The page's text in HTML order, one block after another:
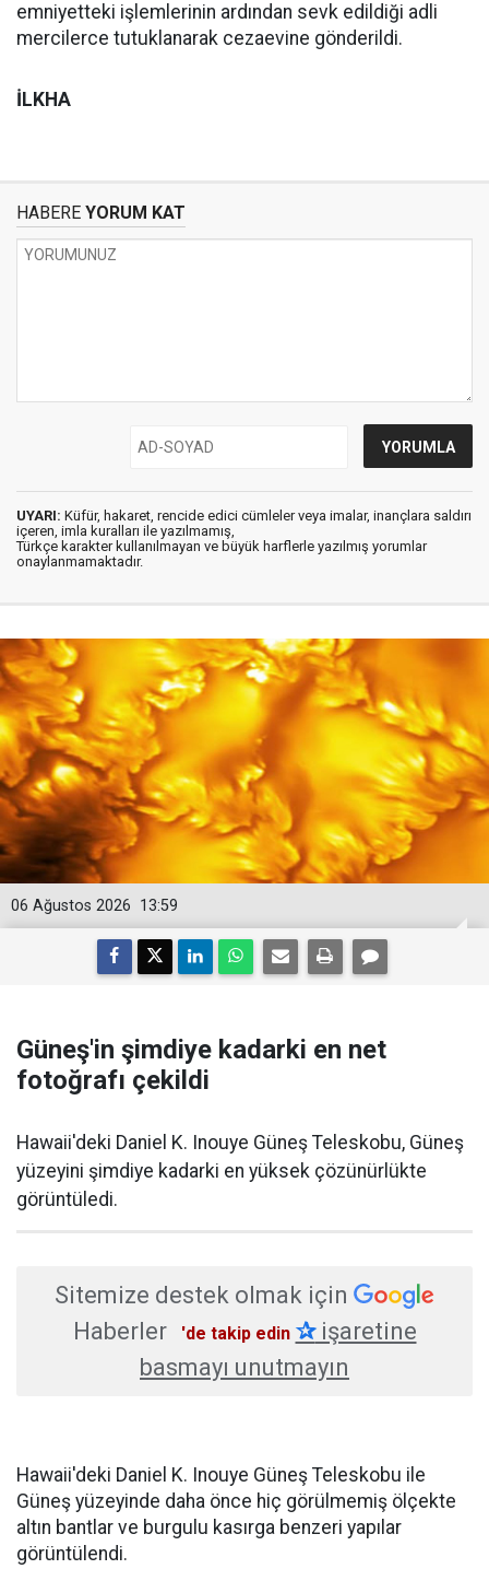
emniyetteki işlemlerinin ardından sevk edildiği adli
mercilerce tutuklanarak cezaevine gönderildi.
İLKHA
HABERE YORUM KAT
UYARI: Küfür, hakaret, rencide edici cümleler veya imalar, inançlara saldırı
içeren, imla kuralları ile yazılmamış,
Türkçe karakter kullanılmayan ve büyük harflerle yazılmış yorumlar
onaylanmamaktadır.
13:59
06 Ağustos 2026
Güneş'in şimdiye kadarki en net
fotoğrafı çekildi
Hawaii'deki Daniel K. Inouye Güneş Teleskobu, Güneş
yüzeyini şimdiye kadarki en yüksek çözünürlükte
görüntüledi.
Sitemize destek olmak için
Haberler
'de takip edin ✰işaretine
basmayı unutmayın
Hawaii'deki Daniel K. Inouye Güneş Teleskobu ile
Güneş yüzeyinde daha önce hiç görülmemiş ölçekte
altın bantlar ve burgulu kasırga benzeri yapılar
görüntülendi.